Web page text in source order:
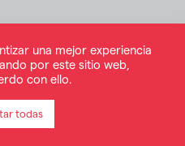
una mejor experiencia
por este sitio web,
con ello.
todas